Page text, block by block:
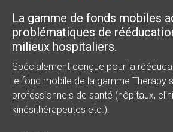
La gamme de fonds mobiles
problématiques de
milieux hospitaliers.
Spécialement conçue pour la
le fond mobile de la gamme Therapy
professionnels de santé (hôpitaux,
kinésithérapeutes etc.).